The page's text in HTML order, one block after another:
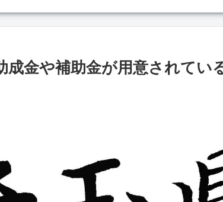
成金や補助金が用意されてい